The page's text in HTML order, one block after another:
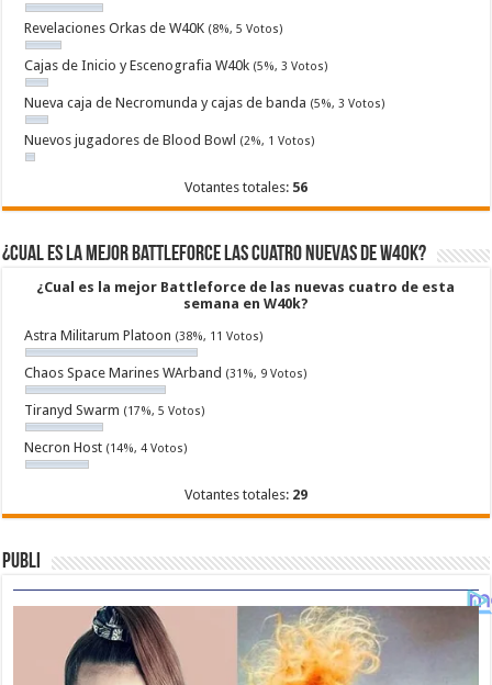
Revelaciones Orkas de W40K (8%, 5 Votos)
Cajas de Inicio y Escenografia W40k (5%, 3 Votos)
Nueva caja de Necromunda y cajas de banda (5%, 3 Votos)
Nuevos jugadores de Blood Bowl (2%, 1 Votos)
Votantes totales: 56
¿Cual es la mejor Battleforce las cuatro nuevas de W40k?
¿Cual es la mejor Battleforce de las nuevas cuatro de esta
semana en W40k?
Astra Militarum Platoon (38%, 11 Votos)
Chaos Space Marines WArband (31%, 9 Votos)
Tiranyd Swarm (17%, 5 Votos)
Necron Host (14%, 4 Votos)
Votantes totales: 29
Publi